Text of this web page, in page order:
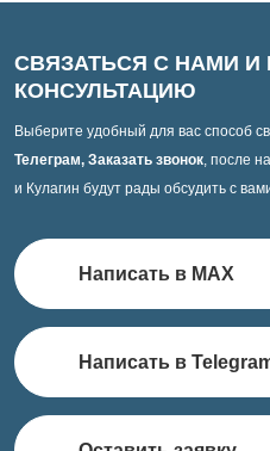
СВЯЗАТЬСЯ С НАМИ И
КОНСУЛЬТАЦИЮ
Выберите удобный для вас способ
Телеграм, Заказать звонок, после
и Кулагин будут рады обсудить с
Написать в MAX
Написать в